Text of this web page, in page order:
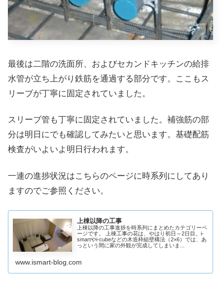
最後は二階の洗面所、およびセカンドキッチンの給排
水管が立ち上がり鉄筋を通過する部分です。ここもス
リーブが丁寧に固定されていました。
スリーブ管も丁寧に固定されていました。補強筋の部
分は明日にでも確認してみたいと思います。基礎配筋
検査がいよいよ明日行われます。
一連の進捗状況はこちらのページに時系列にしてあり
ますのでご参照ください。
上棟以降の工事
上棟以降の工事進捗を時系列にまとめたカテゴリーペ
ージです。 上棟工事の花は、やはり初日～2日目。i-
smartやi-cubeなどの木造枠組壁構法（2×6）では、あ
っという間に家の外観が完成してしまいま...
www.ismart-blog.com